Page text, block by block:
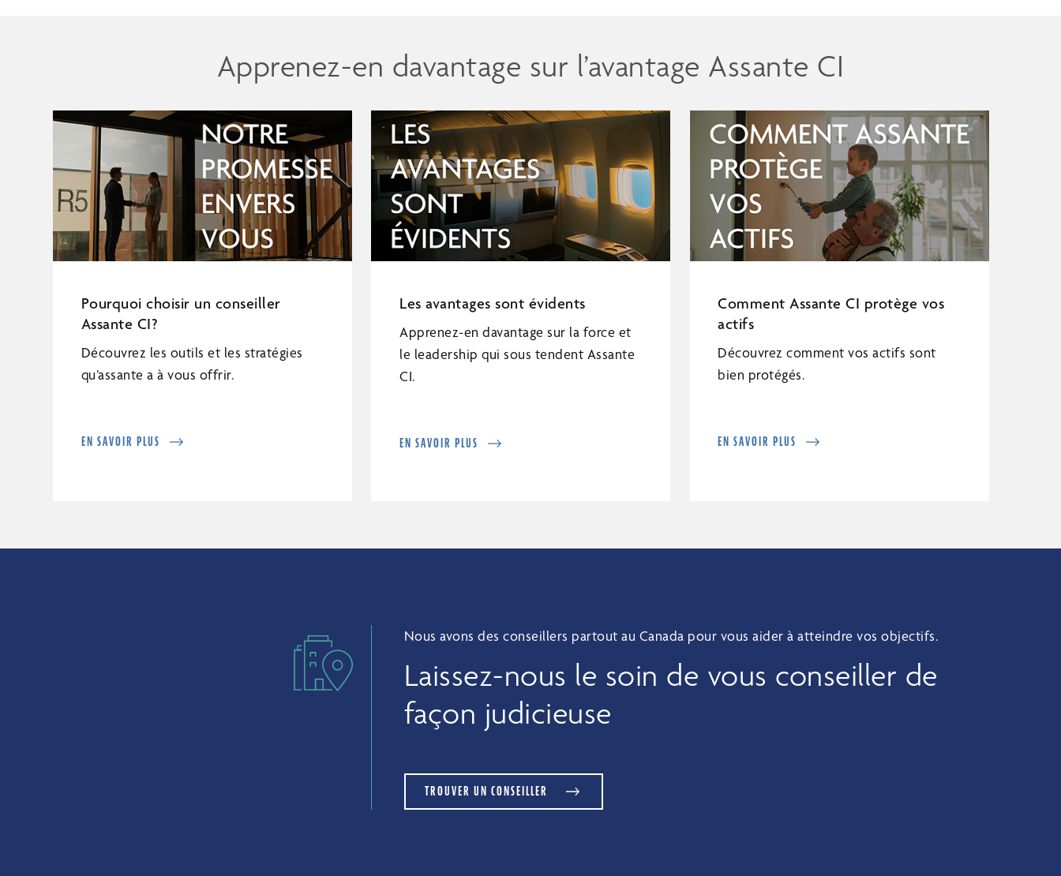
Apprenez-en davantage sur l’avantage Assante CI
Pourquoi choisir un conseiller
Assante CI?
Découvrez les outils et les stratégies
qu’assante a à vous offrir.
EN SAVOIR PLUS
Les avantages sont évidents
Apprenez-en davantage sur la force et
le leadership qui sous tendent Assante
CI.
EN SAVOIR PLUS
Comment Assante CI protège vos
actifs
Découvrez comment vos actifs sont
bien protégés.
EN SAVOIR PLUS
Nous avons des conseillers partout au Canada pour vous aider à atteindre vos objectifs.
Laissez-nous le soin de vous conseiller de
façon judicieuse
TROUVER UN CONSEILLER